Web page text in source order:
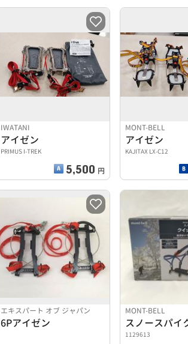
IWATANI
アイゼン
PRIMUS I-TREK
5,500 円
MONT-BELL
アイゼン
KAJITAX LX-C12
エキスパート オブ ジャパン
6Pアイゼン
MONT-BELL
1129613